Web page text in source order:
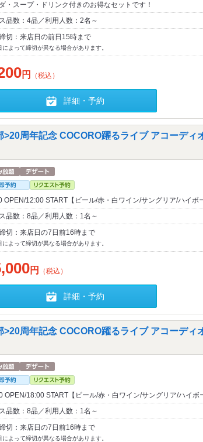
・スープ・ドリンク付きのお得なセットです！
品数：4品／利用人数：2名～
切：来店日の前日15時まで
よって締切が異なる場合があります。
円 （税込）
詳細・予約
>20周年記念 COCORO躍るライブ アコーディ
OPEN/12:00 START【ビール/赤・白ワイン/サングリア/ハイ
品数：8品／利用人数：1名～
切：来店日の7日前16時まで
よって締切が異なる場合があります。
円 （税込）
詳細・予約
>20周年記念 COCORO躍るライブ アコーディ
OPEN/18:00 START【ビール/赤・白ワイン/サングリア/ハイ
品数：8品／利用人数：1名～
切：来店日の7日前16時まで
よって締切が異なる場合があります。